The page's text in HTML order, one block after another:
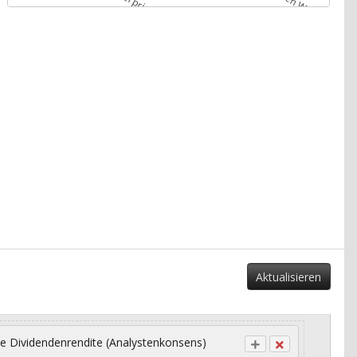
Aktualisieren
Dividendenrendite (Analystenkonsens)